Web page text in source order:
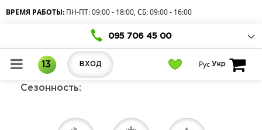
ВРЕМЯ РАБОТЫ: ПН-ПТ: 09:00 - 18:00, СБ: 09:00 - 16:00
095 706 45 00
13 ВХОД Рус Укр
Сезонность: